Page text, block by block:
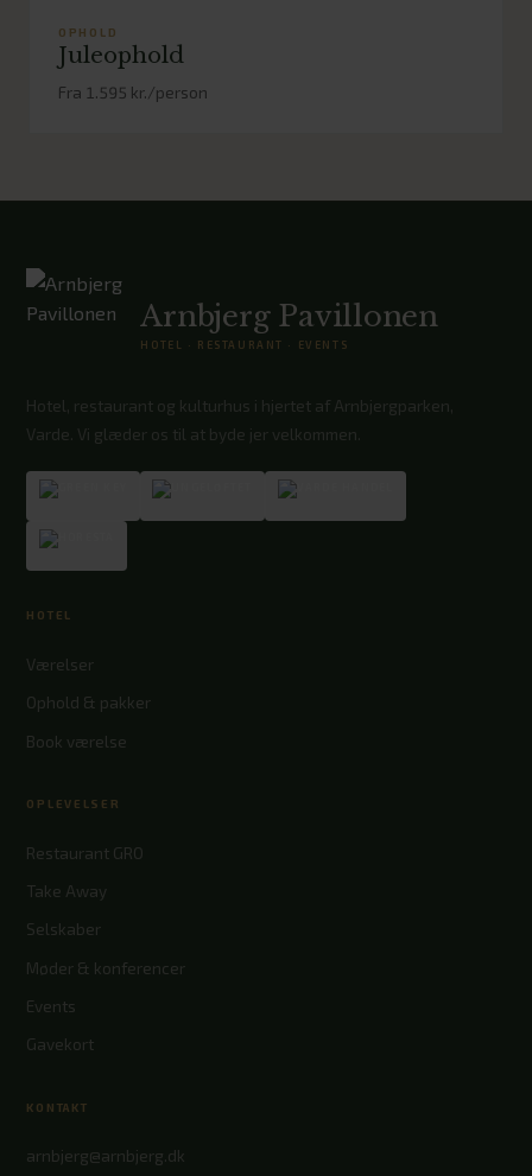
OPHOLD
Juleophold
Fra 1.595 kr./person
Arnbjerg Pavillonen
HOTEL · RESTAURANT · EVENTS
Hotel, restaurant og kulturhus i hjertet af Arnbjergparken,
Varde. Vi glæder os til at byde jer velkommen.
HOTEL
Værelser
Ophold & pakker
Book værelse
OPLEVELSER
Restaurant GRO
Take Away
Selskaber
Møder & konferencer
Events
Gavekort
KONTAKT
arnbjerg@arnbjerg.dk